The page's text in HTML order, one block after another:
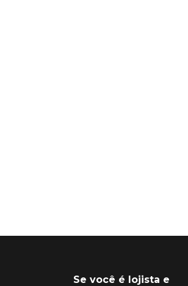
Se você é lojista e